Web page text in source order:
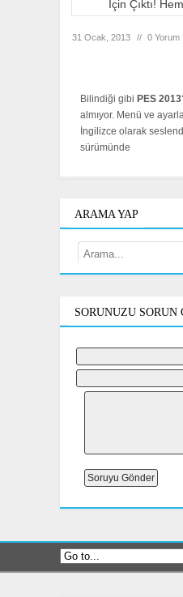
31 Ocak, 2013 // 0 Yorum
Bilindiği gibi PES 2013
almıyor. Menü ve
İngilizce olarak
sürümünde
ARAMA YAP
SORUNUZU